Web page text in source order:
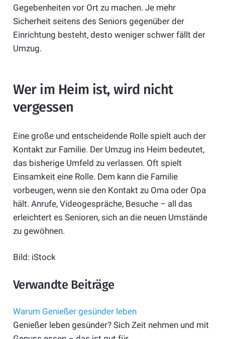
Gegebenheiten vor Ort zu machen. Je mehr
Sicherheit seitens des Seniors gegenüber der
Einrichtung besteht, desto weniger schwer fällt der
Umzug.
Wer im Heim ist, wird nicht
vergessen
Eine große und entscheidende Rolle spielt auch der
Kontakt zur Familie. Der Umzug ins Heim bedeutet,
das bisherige Umfeld zu verlassen. Oft spielt
Einsamkeit eine Rolle. Dem kann die Familie
vorbeugen, wenn sie den Kontakt zu Oma oder Opa
hält. Anrufe, Videogespräche, Besuche – all das
erleichtert es Senioren, sich an die neuen Umstände
zu gewöhnen.
Bild: iStock
Verwandte Beiträge
Warum Genießer gesünder leben
Genießer leben gesünder? Sich Zeit nehmen und mit